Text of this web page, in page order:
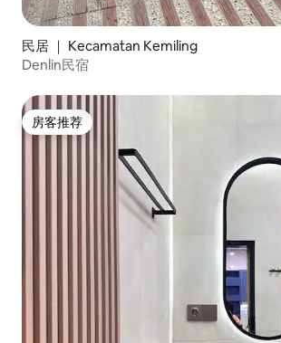
民居 ｜ Kecamatan Kemiling
Denlin民宿
房客推荐
房客推荐